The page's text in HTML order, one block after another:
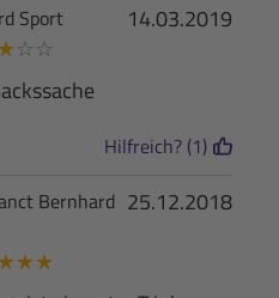
14.03.2019
Sport
☆☆
Hilfreich? (1)
25.12.2018
Bernhard
★★